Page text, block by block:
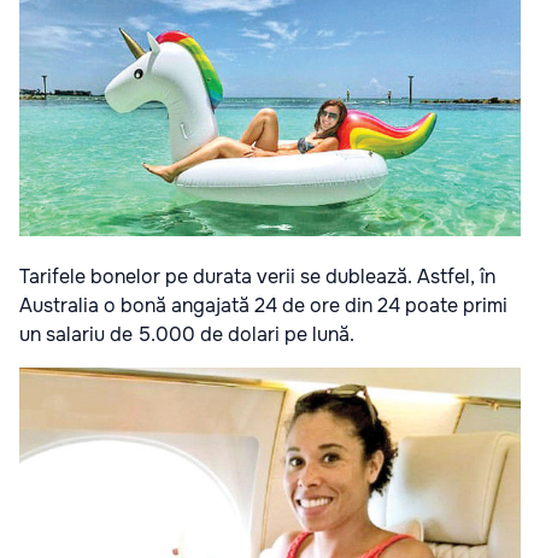
Tarifele bonelor pe durata verii se dublează. Astfel, în
Australia o bonă angajată 24 de ore din 24 poate primi
un salariu de 5.000 de dolari pe lună.